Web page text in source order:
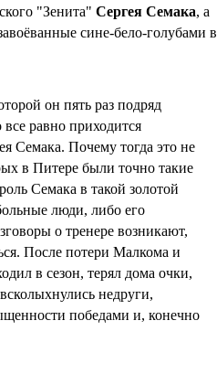
"Зенита" Сергея Семака, а
сине-бело-голубами в
он пять раз подряд
равно приходится
Семака. Почему тогда это не
в Питере были точно такие
Семака в такой золотой
люди, либо его
о тренере возникают,
После потери Малкома и
в сезон, терял дома очки,
недруги,
победами и, конечно